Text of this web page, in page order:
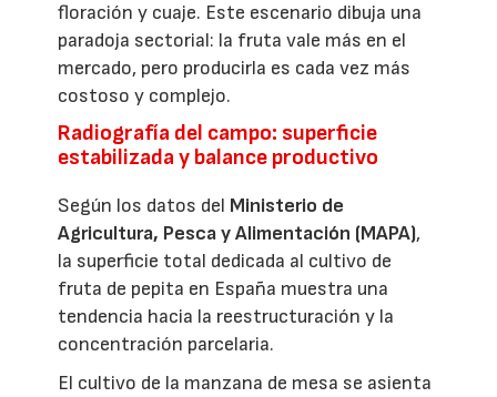
floración y cuaje. Este escenario dibuja una
paradoja sectorial: la fruta vale más en el
mercado, pero producirla es cada vez más
costoso y complejo.
Radiografía del campo: superficie
estabilizada y balance productivo
Según los datos del Ministerio de
Agricultura, Pesca y Alimentación (MAPA),
la superficie total dedicada al cultivo de
fruta de pepita en España muestra una
tendencia hacia la reestructuración y la
concentración parcelaria.
El cultivo de la manzana de mesa se asienta